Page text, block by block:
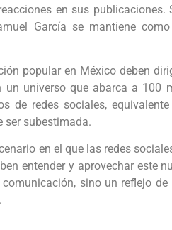
en sus publicaciones.
García se mantiene
popular en México deben
universo que abarca a 100
de redes sociales,
ser subestimada.
en el que las redes
entender y aprovechar este
sino un reflejo